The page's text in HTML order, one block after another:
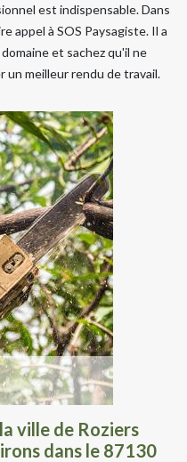
est indispensable. Dans
appel à SOS Paysagiste. Il a
et sachez qu'il ne
un meilleur rendu de travail.
ville de Roziers
dans le 87130